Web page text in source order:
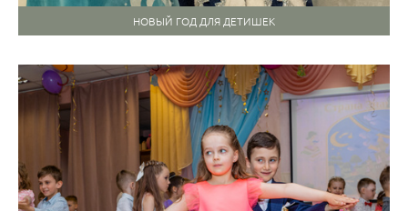
НОВЫЙ ГОД ДЛЯ ДЕТИШЕК